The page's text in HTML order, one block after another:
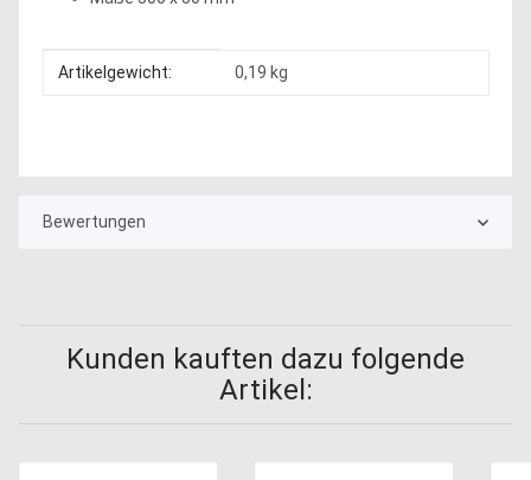
Produkteigenschaft
Wert
Artikelgewicht: 0,19 kg
Bewertungen
Kunden kauften dazu folgende
Artikel: